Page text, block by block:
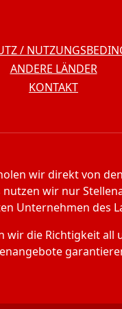
/
ANDERE LÄNDER
KONTAKT
wir direkt von
wir nur
Unternehmen des
wir die Richtigkeit all